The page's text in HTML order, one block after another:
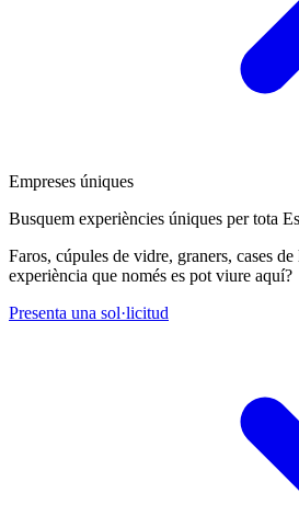
Empreses úniques
Busquem experiències úniques per tota
Faros, cúpules de vidre, graners, cases
experiència que només es pot viure aquí?
Presenta una sol·licitud